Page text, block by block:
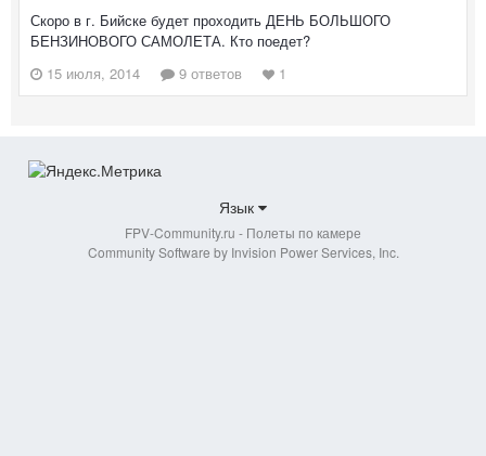
Скоро в г. Бийске будет проходить ДЕНЬ БОЛЬШОГО
БЕНЗИНОВОГО САМОЛЕТА. Кто поедет?
15 июля, 2014
9 ответов 1
Язык
FPV-Community.ru - Полеты по камере
Community Software by Invision Power Services, Inc.